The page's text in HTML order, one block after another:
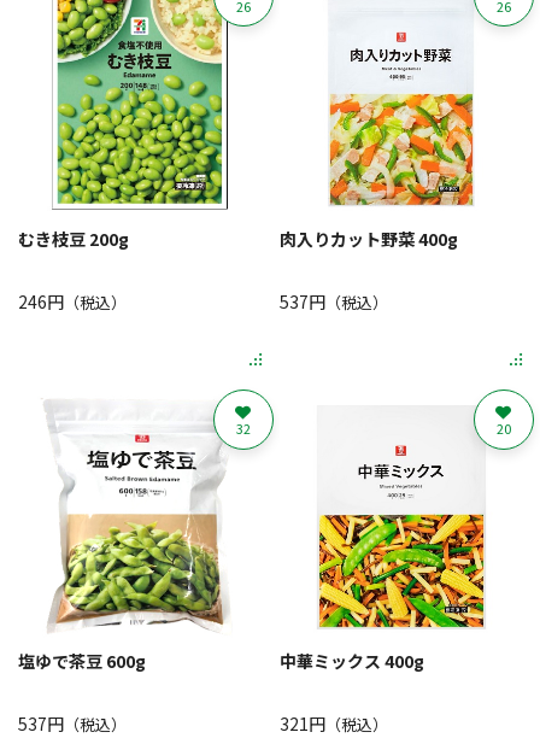
むき枝豆 200g
246円 （税込）
26
肉入りカット野菜 400g
537円（税込）
26
塩ゆで茶豆 600g
537円 （税込）
32
中華ミックス 400g
321円（税込）
20